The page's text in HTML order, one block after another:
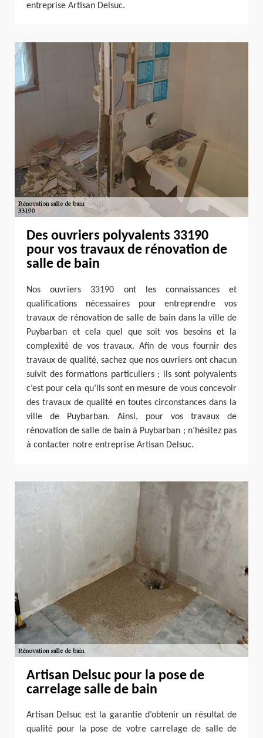
entreprise Artisan Delsuc.
Des ouvriers polyvalents 33190
pour vos travaux de rénovation de
salle de bain
Nos ouvriers 33190 ont les connaissances et
qualifications nécessaires pour entreprendre vos
travaux de rénovation de salle de bain dans la ville de
Puybarban et cela quel que soit vos besoins et la
complexité de vos travaux. Afin de vous fournir des
travaux de qualité, sachez que nos ouvriers ont chacun
suivit des formations particuliers ; ils sont polyvalents
c’est pour cela qu’ils sont en mesure de vous concevoir
des travaux de qualité en toutes circonstances dans la
ville de Puybarban. Ainsi, pour vos travaux de
rénovation de salle de bain à Puybarban ; n’hésitez pas
à contacter notre entreprise Artisan Delsuc.
Artisan Delsuc pour la pose de
carrelage salle de bain
Artisan Delsuc est la garantie d’obtenir un résultat de
qualité pour la pose de votre carrelage de salle de